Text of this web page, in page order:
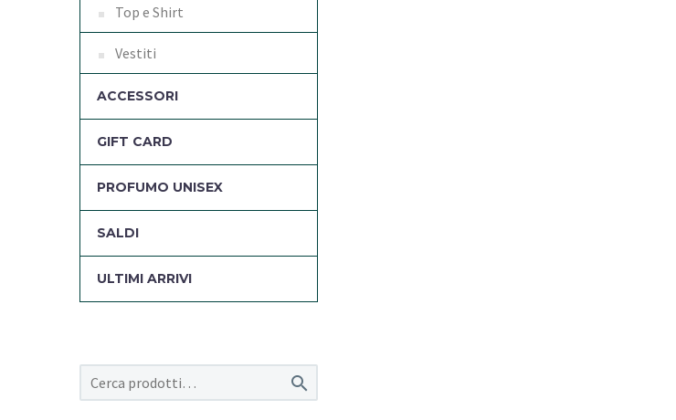
Top e Shirt
Vestiti
ACCESSORI
GIFT CARD
PROFUMO UNISEX
SALDI
ULTIMI ARRIVI
